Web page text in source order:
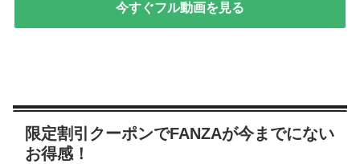
今すぐフル動画を見る
限定割引クーポンでFANZAが今までにない
お得感！